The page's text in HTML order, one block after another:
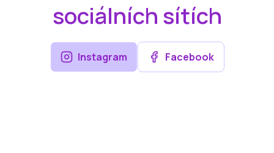
sociálních sítích
Instagram Facebook